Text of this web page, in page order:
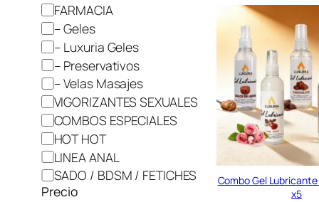
C
a
t
e
g
o
r
í
a
FARMACIA
– Geles
– Luxuria Geles
– Preservativos
– Velas Masajes
VIGORIZANTES SEXUALES
COMBOS ESPECIALES
HOT HOT
LINEA ANAL
SADO / BDSM / FETICHES
Precio
Combo Gel
x5